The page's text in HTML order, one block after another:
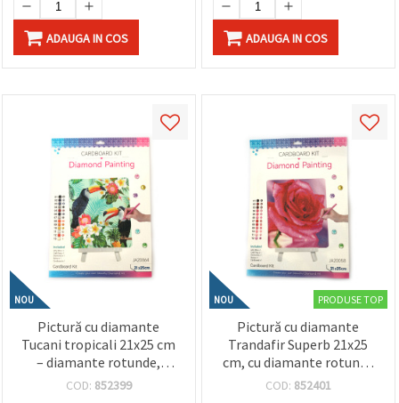
ADAUGA IN COS ADAUGA IN COS
NOU
Pictură cu diamante
Tucani tropicali 21x25 cm
– diamante rotunde,
acoperire parțială, cu
COD: 852399
NOU PRODUSE TOP
Pictură cu diamante
Trandafir Superb 21x25
cm, cu diamante rotunde
– acoperire parțială,
COD: 852401